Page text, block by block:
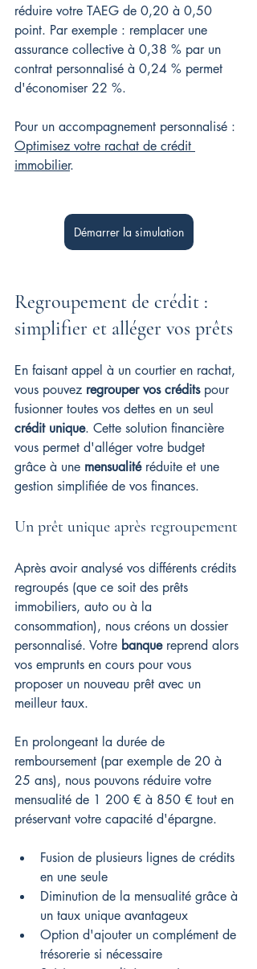
réduire votre TAEG de 0,20 à 0,50
point. Par exemple : remplacer une
assurance collective à 0,38 % par un
contrat personnalisé à 0,24 % permet
d'économiser 22 %.
Pour un accompagnement personnalisé :
Optimisez votre rachat de crédit
immobilier.
Démarrer la simulation
Regroupement de crédit :
simplifier et alléger vos prêts
En faisant appel à un courtier en rachat,
vous pouvez regrouper vos crédits pour
fusionner toutes vos dettes en un seul
crédit unique. Cette solution financière
vous permet d'alléger votre budget
grâce à une mensualité réduite et une
gestion simplifiée de vos finances.
Un prêt unique après regroupement
Après avoir analysé vos différents crédits
regroupés (que ce soit des prêts
immobiliers, auto ou à la
consommation), nous créons un dossier
personnalisé. Votre banque reprend alors
vos emprunts en cours pour vous
proposer un nouveau prêt avec un
meilleur taux.
En prolongeant la durée de
remboursement (par exemple de 20 à
25 ans), nous pouvons réduire votre
mensualité de 1 200 € à 850 € tout en
préservant votre capacité d'épargne.
Fusion de plusieurs lignes de crédits
en une seule
Diminution de la mensualité grâce à
un taux unique avantageux
Option d'ajouter un complément de
trésorerie si nécessaire